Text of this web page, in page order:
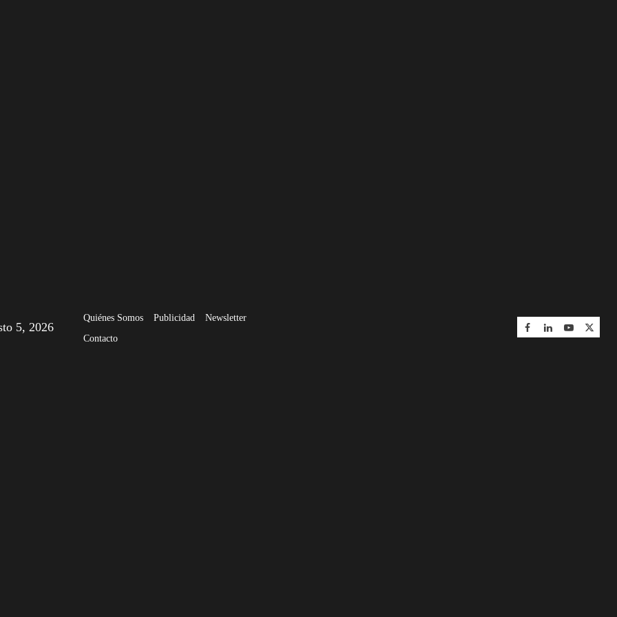
5, 2026
Quiénes Somos Publicidad
Newsletter
Contacto